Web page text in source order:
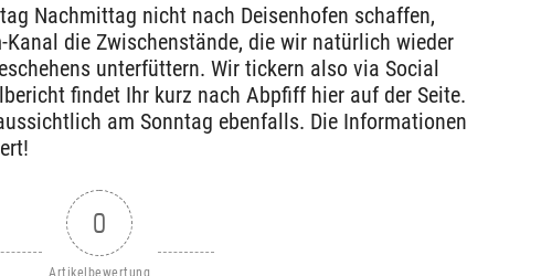
Nachmittag nicht nach Deisenhofen schaffen,
die Zwischenstände, die wir natürlich wieder
unterfüttern. Wir tickern also via Social
findet Ihr kurz nach Abpfiff hier auf der Seite.
am Sonntag ebenfalls. Die Informationen
0
Artikelbewertung